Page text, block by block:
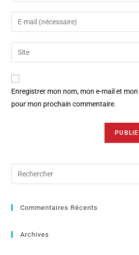
Enregistrer mon nom, mon e-mail et
pour mon prochain commentaire.
Commentaires Récents
Archives